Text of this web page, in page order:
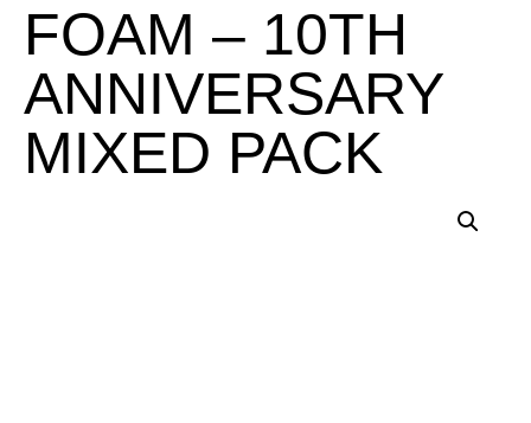
FOAM – 10TH
ANNIVERSARY
MIXED PACK